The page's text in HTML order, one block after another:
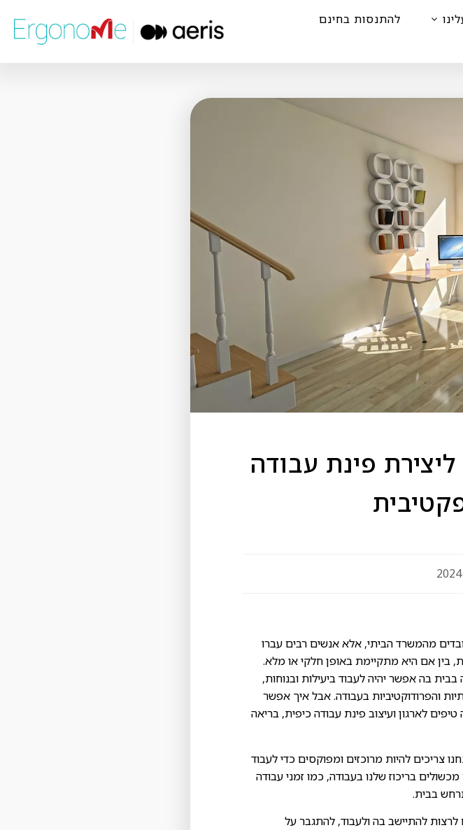
להתנסות בחינם
פינת עבודה
מהמשרד הביתי, אלא אנשים רבים עברו
בין אם היא מתקיימת באופן חלקי או מלא.
בה אפשר יהיה לעבוד ביעילות ובנוחות,
והפרודוקטיביות בעבודה. אבל איך אפשר
לארגון ועיצוב פינת עבודה כיפית, בריאה
צריכים להיות מרוכזים ומפוקסים כדי לעבוד
בריכוז שלנו בעבודה, כמו זמני עבודה
בבית.
להתיישב בה ולעבוד, להתגבר על